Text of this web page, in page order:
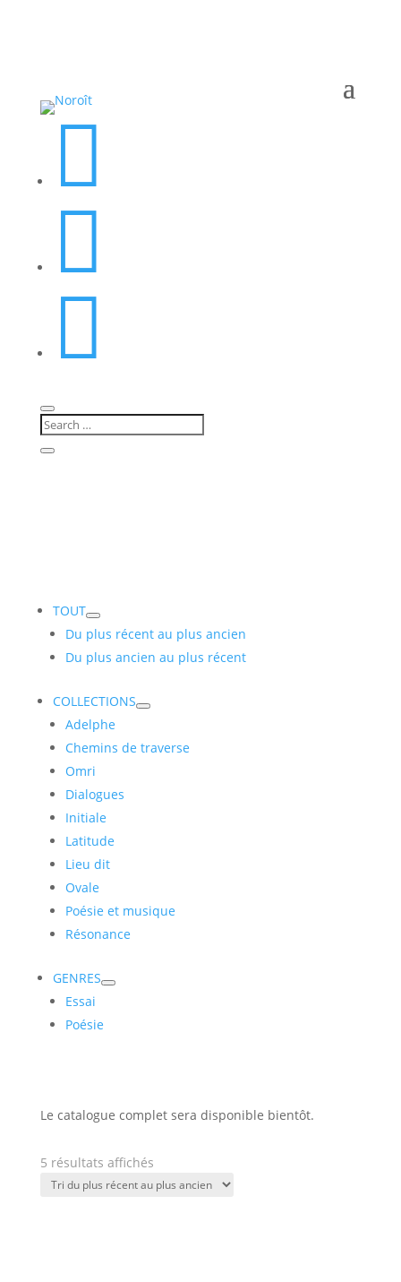



TOUT
Du plus récent au plus ancien
Du plus ancien au plus récent
COLLECTIONS
Adelphe
Chemins de traverse
Omri
Dialogues
Initiale
Latitude
Lieu dit
Ovale
Poésie et musique
Résonance
GENRES
Essai
Poésie
Le catalogue complet sera disponible bientôt.
5 résultats affichésTrié
du